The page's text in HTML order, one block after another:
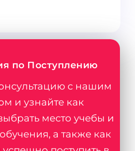
по Поступлению
с нашим
и узнайте как
место учебы и
а также как